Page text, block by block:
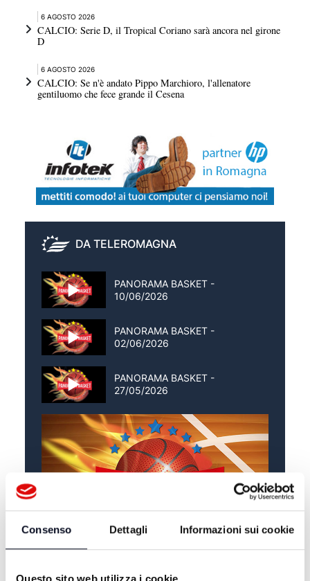
Consenso Dettagli Informazioni sui cookie
6 AGOSTO 2026
CALCIO: Serie D, il Tropical Coriano sarà ancora nel girone
D
6 AGOSTO 2026
CALCIO: Se n'è andato Pippo Marchioro, l'allenatore
gentiluomo che fece grande il Cesena
DA TELEROMAGNA
PANORAMA BASKET -
10/06/2026
PANORAMA BASKET -
02/06/2026
PANORAMA BASKET -
27/05/2026